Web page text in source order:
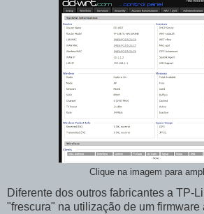
Clique na imagem para
Diferente dos outros fabricantes a TP-
"frescura" na utilização de um firmware